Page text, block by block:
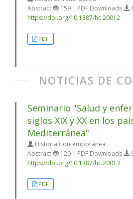
Abstract
159 | PDF Downloads
https://doi.org/10.1387/hc.20012
PDF
NOTICIAS DE
Seminario "Salud y
siglos XIX y XX en los
Mediterránea"
Historia Contemporánea
Abstract
120 | PDF Downloads
https://doi.org/10.1387/hc.20013
PDF